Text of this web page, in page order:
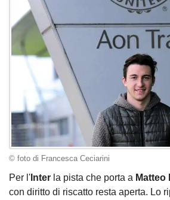
© foto di Francesca Ceciarini
Per l' Inter la pista che porta a Matteo
con diritto di riscatto resta aperta. Lo